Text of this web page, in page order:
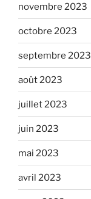
novembre 2023
octobre 2023
septembre 2023
août 2023
juillet 2023
juin 2023
mai 2023
avril 2023